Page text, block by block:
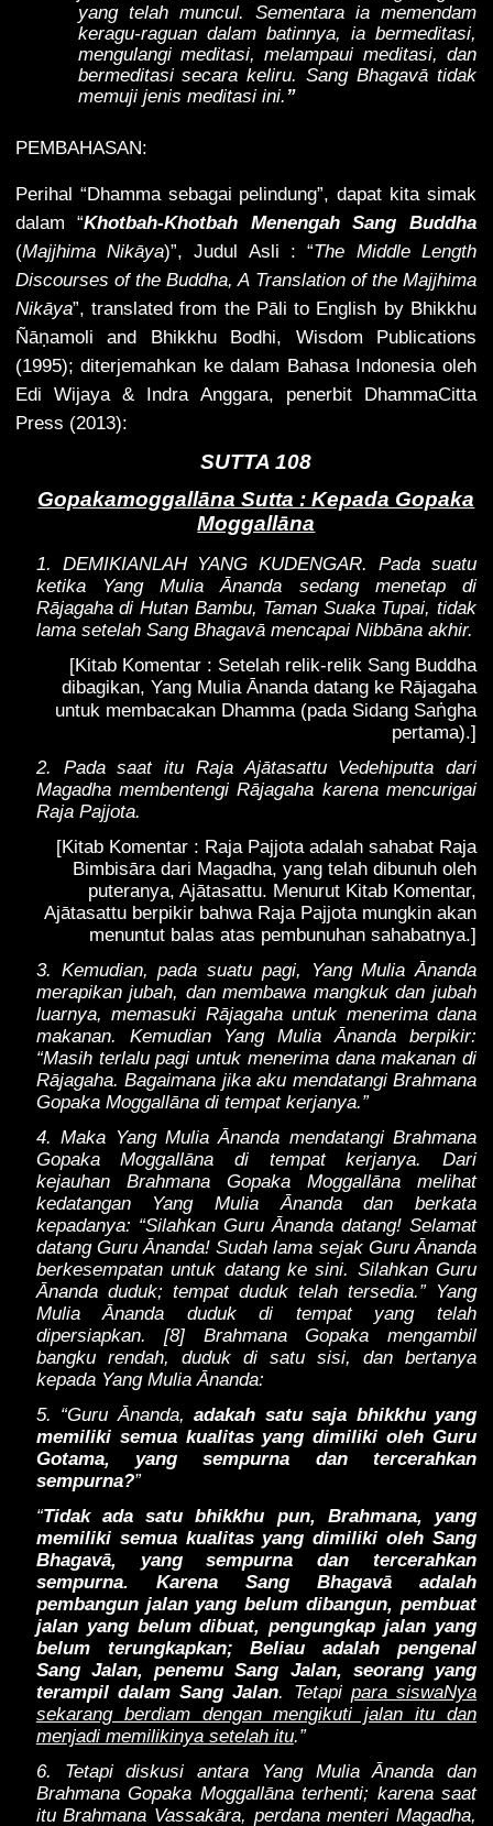
yang telah muncul. Sementara ia memendam
keragu-raguan dalam batinnya, ia bermeditasi,
mengulangi meditasi, melampaui meditasi, dan
bermeditasi secara keliru. Sang Bhagavā tidak
memuji jenis meditasi ini.”
PEMBAHASAN:
Perihal “Dhamma sebagai pelindung”, dapat kita simak
dalam “Khotbah-Khotbah Menengah Sang Buddha
(Majjhima Nikāya)”, Judul Asli : “The Middle Length
Discourses of the Buddha, A Translation of the Majjhima
Nikāya”, translated from the Pāli to English by Bhikkhu
Ñāṇamoli and Bhikkhu Bodhi, Wisdom Publications
(1995); diterjemahkan ke dalam Bahasa Indonesia oleh
Edi Wijaya & Indra Anggara, penerbit DhammaCitta
Press (2013):
SUTTA 108
Gopakamoggallāna Sutta : Kepada Gopaka
Moggallāna
1. DEMIKIANLAH YANG KUDENGAR. Pada suatu
ketika Yang Mulia Ānanda sedang menetap di
Rājagaha di Hutan Bambu, Taman Suaka Tupai, tidak
lama setelah Sang Bhagavā mencapai Nibbāna akhir.
[Kitab Komentar : Setelah relik-relik Sang Buddha
dibagikan, Yang Mulia Ānanda datang ke Rājagaha
untuk membacakan Dhamma (pada Sidang Saṅgha
pertama).]
2. Pada saat itu Raja Ajātasattu Vedehiputta dari
Magadha membentengi Rājagaha karena mencurigai
Raja Pajjota.
[Kitab Komentar : Raja Pajjota adalah sahabat Raja
Bimbisāra dari Magadha, yang telah dibunuh oleh
puteranya, Ajātasattu. Menurut Kitab Komentar,
Ajātasattu berpikir bahwa Raja Pajjota mungkin akan
menuntut balas atas pembunuhan sahabatnya.]
3. Kemudian, pada suatu pagi, Yang Mulia Ānanda
merapikan jubah, dan membawa mangkuk dan jubah
luarnya, memasuki Rājagaha untuk menerima dana
makanan. Kemudian Yang Mulia Ānanda berpikir:
“Masih terlalu pagi untuk menerima dana makanan di
Rājagaha. Bagaimana jika aku mendatangi Brahmana
Gopaka Moggallāna di tempat kerjanya.”
4. Maka Yang Mulia Ānanda mendatangi Brahmana
Gopaka Moggallāna di tempat kerjanya. Dari
kejauhan Brahmana Gopaka Moggallāna melihat
kedatangan Yang Mulia Ānanda dan berkata
kepadanya: “Silahkan Guru Ānanda datang! Selamat
datang Guru Ānanda! Sudah lama sejak Guru Ānanda
berkesempatan untuk datang ke sini. Silahkan Guru
Ānanda duduk; tempat duduk telah tersedia.” Yang
Mulia Ānanda duduk di tempat yang telah
dipersiapkan. [8] Brahmana Gopaka mengambil
bangku rendah, duduk di satu sisi, dan bertanya
kepada Yang Mulia Ānanda:
5. “Guru Ānanda,adakah satu saja bhikkhu yang
memiliki semua kualitas yang dimiliki oleh Guru
Gotama, yang sempurna dan tercerahkan
sempurna?”
“Tidak ada satu bhikkhu pun, Brahmana, yang
memiliki semua kualitas yang dimiliki oleh Sang
Bhagavā, yang sempurna dan tercerahkan
sempurna. Karena Sang Bhagavā adalah
pembangun jalan yang belum dibangun, pembuat
jalan yang belum dibuat, pengungkap jalan yang
belum terungkapkan; Beliau adalah pengenal
Sang Jalan, penemu Sang Jalan, seorang yang
terampil dalam Sang Jalan. Tetapi para siswaNya
sekarang berdiam dengan mengikuti jalan itu dan
menjadi memilikinya setelah itu.”
6. Tetapi diskusi antara Yang Mulia Ānanda dan
Brahmana Gopaka Moggallāna terhenti; karena saat
itu Brahmana Vassakāra, perdana menteri Magadha,